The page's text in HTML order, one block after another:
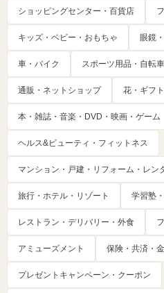
ショッピングセンター・百貨店
キッズ・ベビー・おもちゃ 眼鏡
車・バイク スポーツ用品・自転車
通販・ネットショップ 花・ギフ
本・雑誌・音楽・DVD・映画・ゲーム
ヘルス&ビューティ・フィットネス
マンション・戸建・リフォーム・レン
旅行・ホテル・リゾート 学習塾
レストラン・デリバリー・外食
アミューズメント 保険・共済・
プレゼントキャンペーン・クーポン